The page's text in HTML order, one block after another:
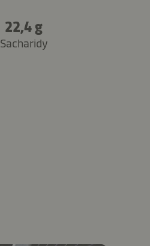
22,4 g
Sacharidy